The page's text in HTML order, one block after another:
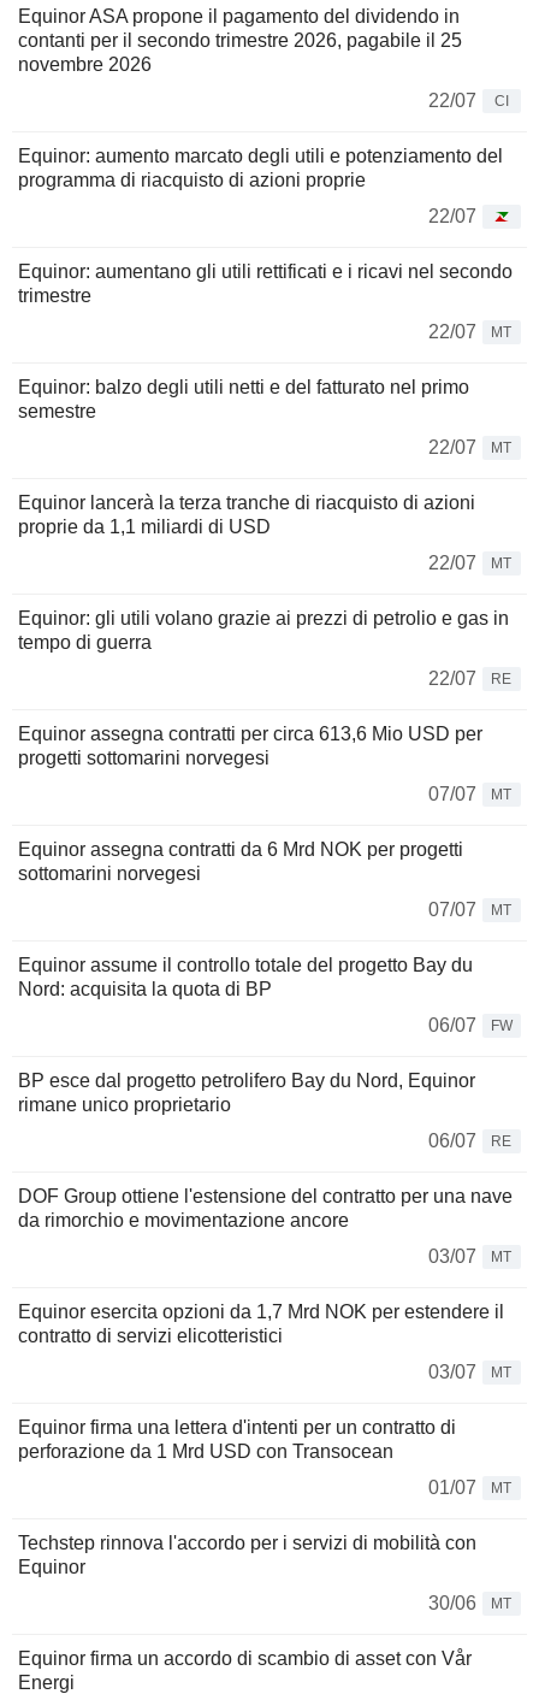
Equinor ASA propone il pagamento del dividendo in
contanti per il secondo trimestre 2026, pagabile il 25
novembre 2026
22/07
CI
Equinor: aumento marcato degli utili e potenziamento del
programma di riacquisto di azioni proprie
22/07
Equinor: aumentano gli utili rettificati e i ricavi nel secondo
trimestre
22/07
MT
Equinor: balzo degli utili netti e del fatturato nel primo
semestre
22/07
MT
Equinor lancerà la terza tranche di riacquisto di azioni
proprie da 1,1 miliardi di USD
22/07
MT
Equinor: gli utili volano grazie ai prezzi di petrolio e gas in
tempo di guerra
22/07
RE
Equinor assegna contratti per circa 613,6 Mio USD per
progetti sottomarini norvegesi
07/07
MT
Equinor assegna contratti da 6 Mrd NOK per progetti
sottomarini norvegesi
07/07
MT
Equinor assume il controllo totale del progetto Bay du
Nord: acquisita la quota di BP
06/07
FW
BP esce dal progetto petrolifero Bay du Nord, Equinor
rimane unico proprietario
06/07
RE
DOF Group ottiene l'estensione del contratto per una nave
da rimorchio e movimentazione ancore
03/07
MT
Equinor esercita opzioni da 1,7 Mrd NOK per estendere il
contratto di servizi elicotteristici
03/07
MT
Equinor firma una lettera d'intenti per un contratto di
perforazione da 1 Mrd USD con Transocean
01/07
MT
Techstep rinnova l'accordo per i servizi di mobilità con
Equinor
30/06
MT
Equinor firma un accordo di scambio di asset con Vår
Energi